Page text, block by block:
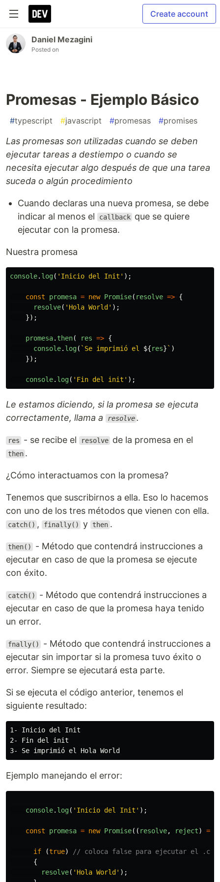
Create account
Daniel Mezagini
Posted on
Promesas - Ejemplo Básico
#typescript #javascript #promesas #promises
Las promesas son utilizadas cuando se deben
ejecutar tareas a destiempo o cuando se
necesita ejecutar algo después de que una tarea
suceda o algún procedimiento
Cuando declaras una nueva promesa, se debe
indicar al menos el
callback que se quiere
ejecutar con la promesa.
Nuestra promesa
console. log( ' Inicio del Init ' );
const promesa = new Promise( resolve => {
resolve( ' Hola World ' );
});
promesa. then( res => {
console. log( `Se imprimió el ${res} ` )
});
console. log( ' Fin del init ' );
Le estamos diciendo, si la promesa se ejecuta
correctamente, llama a
resolve .
res - se recibe el resolve de la promesa en el
then .
¿Cómo interactuamos con la promesa?
Tenemos que suscribirnos a ella. Eso lo hacemos
con uno de los tres métodos que vienen con ella.
catch() , finally() y then .
then()
- Método que contendrá instrucciones a
ejecutar en caso de que la promesa se ejecute
con éxito.
catch()
- Método que contendrá instrucciones a
ejecutar en caso de que la promesa haya tenido
un error.
fnally()
- Método que contendrá instrucciones a
ejecutar sin importar si la promesa tuvo éxito o
error. Siempre se ejecutará esta parte.
Si se ejecuta el código anterior, tenemos el
siguiente resultado:
1- Inicio del Init
2- Fin del init
Ejemplo manejando el error:
console. log( ' Inicio del Init ' );
const promesa = new Promise(( resolve, reject) =>
if (true)
// coloca false para ejecutar el
{
resolve( ' Hola World ' );